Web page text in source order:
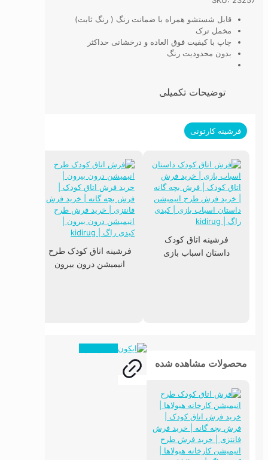
قابل شستشو همراه با ضمانت رنگ ( رنگ ثابت)
مخمل ترک
چاپ با کیفیت فوق العاده و درخشانی حداکثر
بدون محدودیت رنگ
توضیحات تکمیلی
فرشینه کارتونی
فرشینه اتاق کودک
داستان اسباب بازی
فرشینه اتاق کودک طرح
انیمیشن درون بیرون
محصولات مشاهده شده